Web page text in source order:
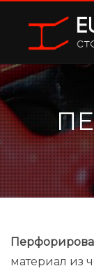
материал из